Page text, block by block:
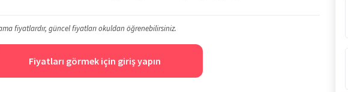
fiyatlardır, güncel fiyatları okuldan öğrenebilirsiniz.
Fiyatları görmek için giriş yapın